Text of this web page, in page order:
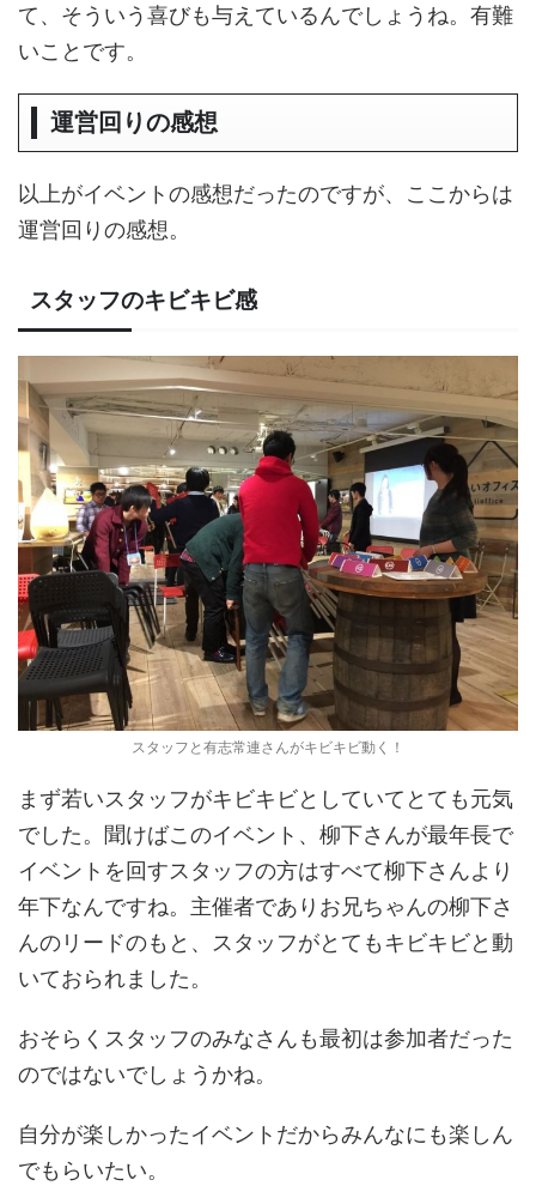
て、そういう喜びも与えているんでしょうね。有難
いことです。
運営回りの感想
以上がイベントの感想だったのですが、ここからは
運営回りの感想。
スタッフのキビキビ感
スタッフと有志常連さんがキビキビ動く！
まず若いスタッフがキビキビとしていてとても元気
でした。聞けばこのイベント、柳下さんが最年長で
イベントを回すスタッフの方はすべて柳下さんより
年下なんですね。主催者でありお兄ちゃんの柳下さ
んのリードのもと、スタッフがとてもキビキビと動
いておられました。
おそらくスタッフのみなさんも最初は参加者だった
のではないでしょうかね。
自分が楽しかったイベントだからみんなにも楽しん
でもらいたい。